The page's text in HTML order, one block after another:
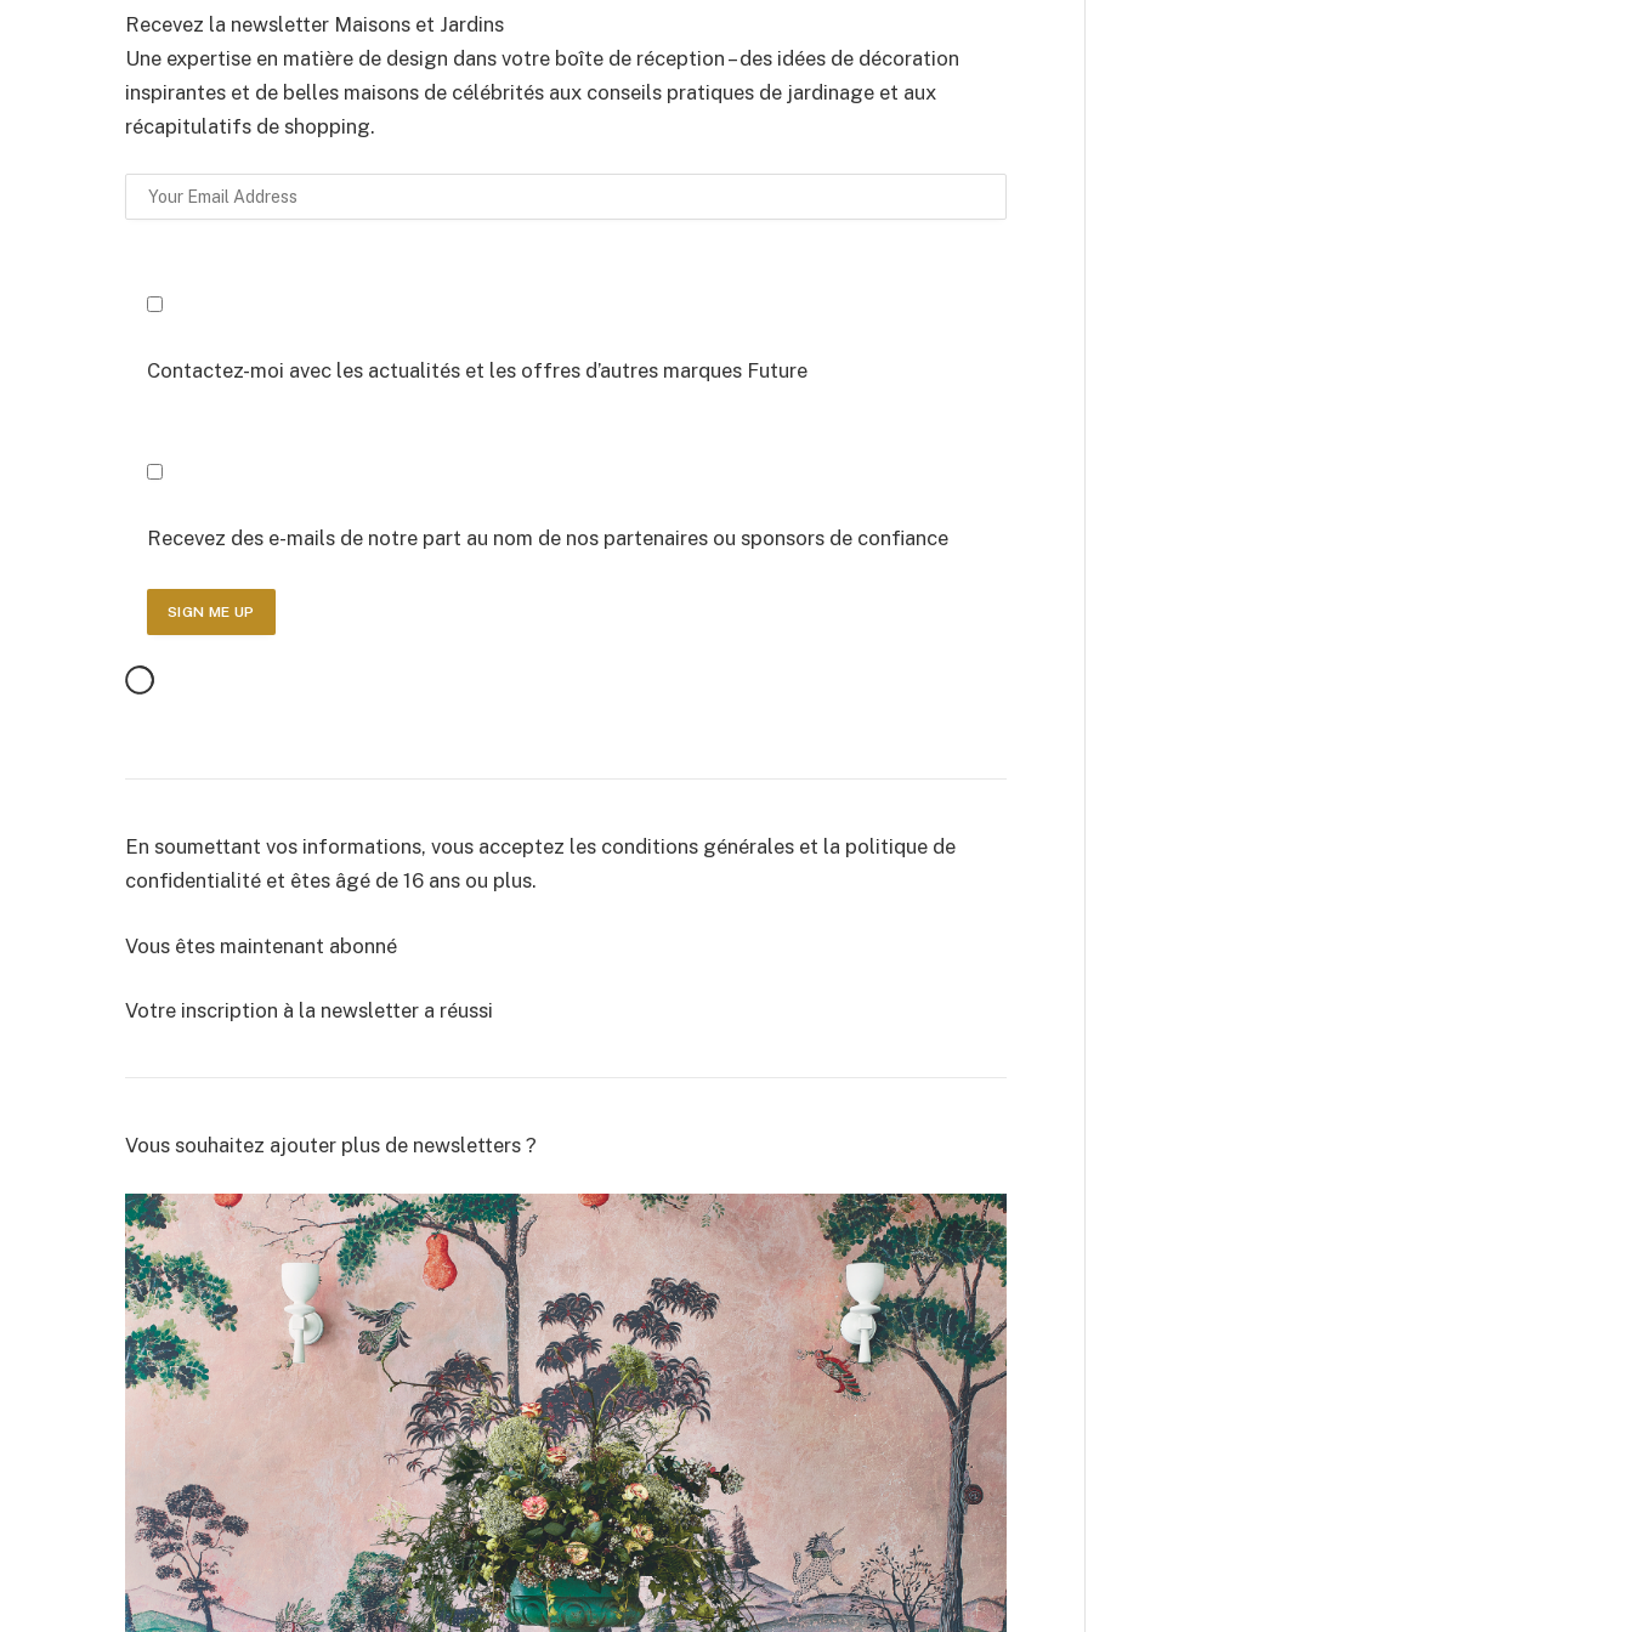
Recevez la newsletter Maisons et Jardins
Une expertise en matière de design dans votre boîte de réception – des idées de décoration
inspirantes et de belles maisons de célébrités aux conseils pratiques de jardinage et aux
récapitulatifs de shopping.
Contactez-moi avec les actualités et les offres d’autres marques Future
Recevez des e-mails de notre part au nom de nos partenaires ou sponsors de confiance
En soumettant vos informations, vous acceptez les conditions générales et la politique de
confidentialité et êtes âgé de 16 ans ou plus.
Vous êtes maintenant abonné
Votre inscription à la newsletter a réussi
Vous souhaitez ajouter plus de newsletters ?